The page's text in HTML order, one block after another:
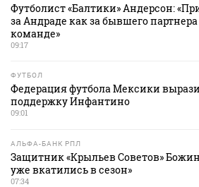
Футболист «Балтики» Андерсон:
за Андраде как за бывшего
команде»
09:17
ФУТБОЛ
Федерация футбола Мексики
поддержку Инфантино
09:01
АЛЬФА-БАНК РПЛ
Защитник «Крыльев Советов»
уже вкатились в сезон»
07:34